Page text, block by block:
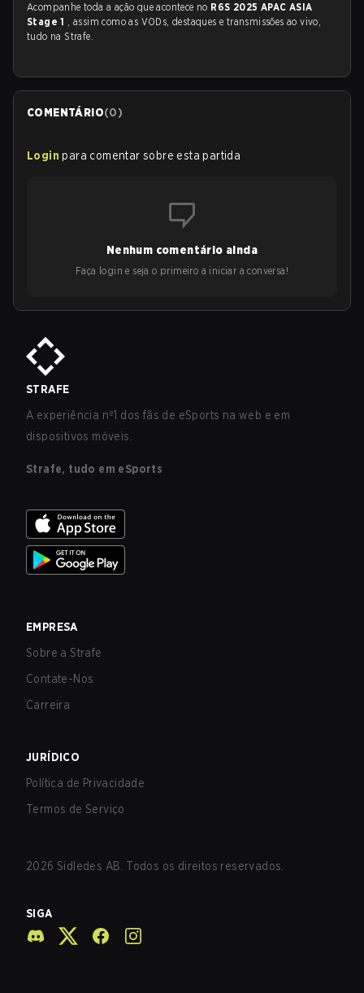
Acompanhe toda a ação que acontece no R6S 2025 APAC ASIA
Stage 1 , assim como as VODs, destaques e transmissões ao vivo,
tudo na Strafe.
COMENTÁRIO(0)
Login para comentar sobre esta partida
Nenhum comentário ainda
Faça login e seja o primeiro a iniciar a conversa!
STRAFE
A experiência nº1 dos fãs de eSports na web e em
dispositivos móveis.
Strafe, tudo em eSports
EMPRESA
Sobre a Strafe
Contate-Nos
Carreira
JURÍDICO
Política de Privacidade
Termos de Serviço
2026 Sidledes AB. Todos os direitos reservados.
SIGA